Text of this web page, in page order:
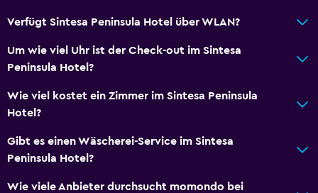
Verfügt Sintesa Peninsula Hotel über WLAN?
Um wie viel Uhr ist der Check-out im Sintesa
Peninsula Hotel?
Wie viel kostet ein Zimmer im Sintesa Peninsula
Hotel?
Gibt es einen Wäscherei-Service im Sintesa
Peninsula Hotel?
Wie viele Anbieter durchsucht momondo bei